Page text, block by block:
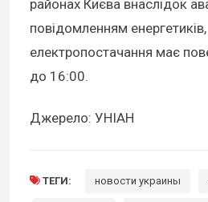
районах Києва внаслідок
повідомленням енергетиків,
електропостачання має
до 16:00.
Джерело: УНІАН
ТЕГИ: новости украины